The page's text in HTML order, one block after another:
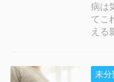
病は
てこ
える
未分